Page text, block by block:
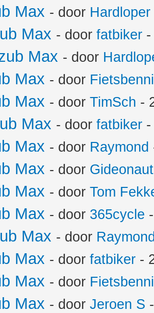
Max - door Hardloper
Max - door fatbiker
Max - door
Max - door
Max - door TimSch -
Max - door fatbiker
Max - door Raymond
Max - door Gideonaut
Max - door Tom
Max - door 365cycle
Max - door
Max - door fatbiker -
Max - door
Max - door Jeroen S